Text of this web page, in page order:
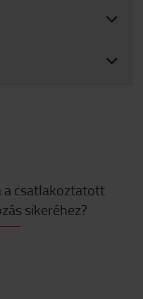
a csatlakoztatott
sikeréhez?